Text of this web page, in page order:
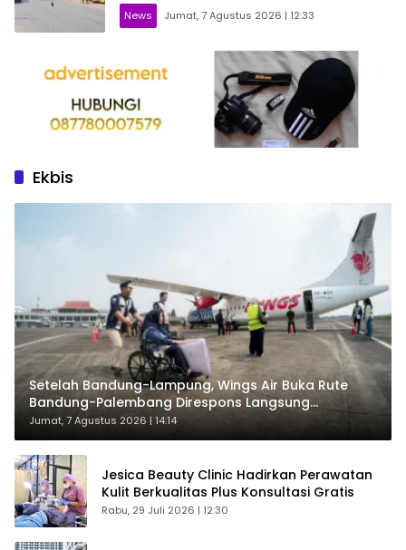
News Jumat, 7 Agustus 2026 | 12:33
Ekbis
Setelah Bandung-Lampung, Wings Air Buka Rute
Bandung-Palembang Direspons Langsung
Penumpang
Jumat, 7 Agustus 2026 | 14:14
Jesica Beauty Clinic Hadirkan Perawatan
Kulit Berkualitas Plus Konsultasi Gratis
Rabu, 29 Juli 2026 | 12:30